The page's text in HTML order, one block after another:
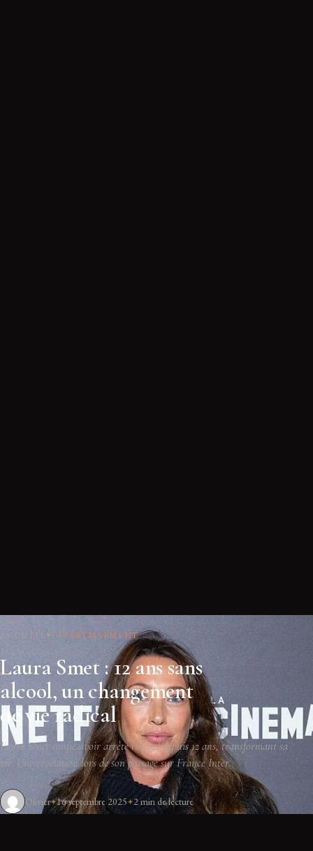
ACCUEIL DIVERTISSEMENT
Laura Smet : 12 ans sans
alcool, un changement
de vie radical
Laura Smet confie avoir arrêté l'alcool depuis 12 ans, transformant sa
vie. Une révélation lors de son passage sur France Inter.
Olivier 16 septembre 2025 2 min de lecture